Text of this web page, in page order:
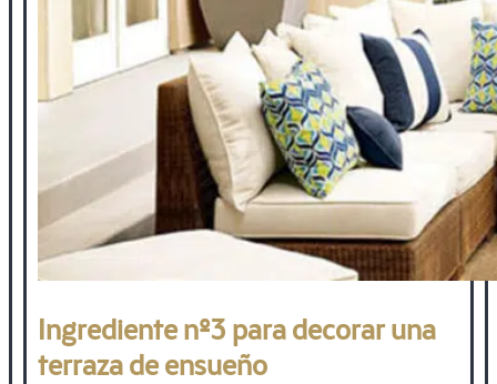
Ingrediente nº3 para decorar una
terraza de ensueño